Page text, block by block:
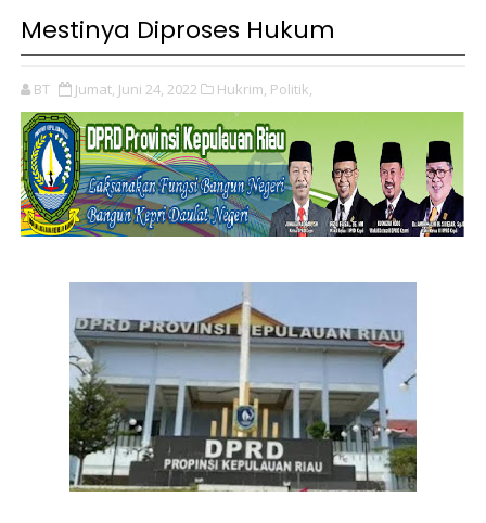
Mestinya Diproses Hukum
BT Jumat, Juni 24, 2022 Hukrim, Politik,